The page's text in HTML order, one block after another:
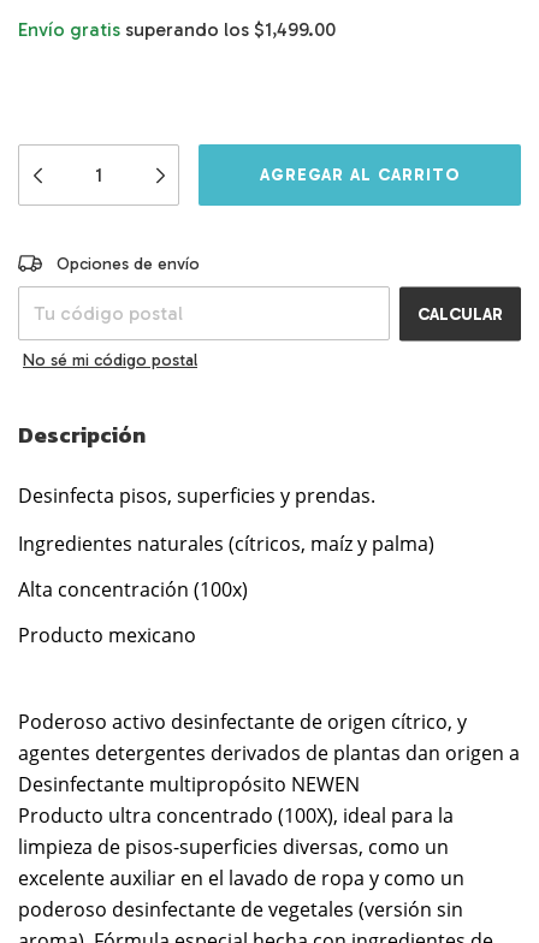
Envío gratis superando los $1,499.00
Entregas para el CP:
Opciones de envío
CALCULAR
No sé mi código postal
Descripción
Desinfecta pisos, superficies y prendas.
Ingredientes naturales (cítricos, maíz y palma)
Alta concentración (100x)
Producto mexicano
Poderoso activo desinfectante de origen cítrico, y
agentes detergentes derivados de plantas dan origen a
Desinfectante multipropósito NEWEN
Producto ultra concentrado (100X), ideal para la
limpieza de pisos-superficies diversas, como un
excelente auxiliar en el lavado de ropa y como un
poderoso desinfectante de vegetales (versión sin